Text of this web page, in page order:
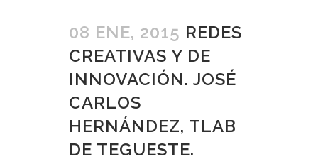
08 ENE, 2015 REDES
CREATIVAS Y DE
INNOVACIÓN. JOSÉ
CARLOS
HERNÁNDEZ, TLAB
DE TEGUESTE.